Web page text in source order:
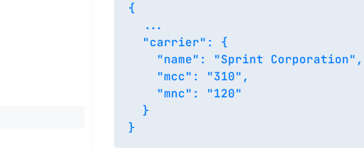
{
  ...
  "carrier": {
    "name": "Sprint Corporation",
    "mcc": "310",
    "mnc": "120"
  }